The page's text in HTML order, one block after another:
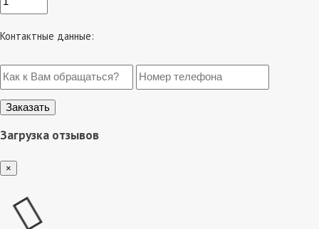
Контактные данные:
Загрузка отзывов
×